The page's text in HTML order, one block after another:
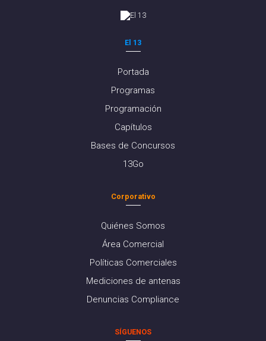
El 13
Portada
Programas
Programación
Capítulos
Bases de Concursos
13Go
Corporativo
Quiénes Somos
Área Comercial
Políticas Comerciales
Mediciones de antenas
Denuncias Compliance
SÍGUENOS